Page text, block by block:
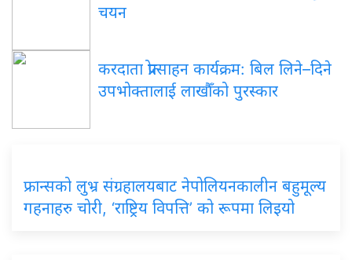
चयन
करदाता प्रोत्साहन कार्यक्रम: बिल लिने–दिने
उपभोक्तालाई लाखौँको पुरस्कार
फ्रान्सको लुभ्र संग्रहालयबाट नेपोलियनकालीन बहुमूल्य
गहनाहरु चोरी, ‘राष्ट्रिय विपत्ति’ को रूपमा लिइयो